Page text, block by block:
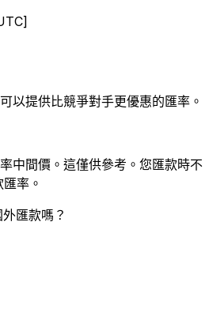
以提供比競爭對手更優惠的匯率。
中間價。這僅供參考。您匯款時不
率。
匯款嗎？